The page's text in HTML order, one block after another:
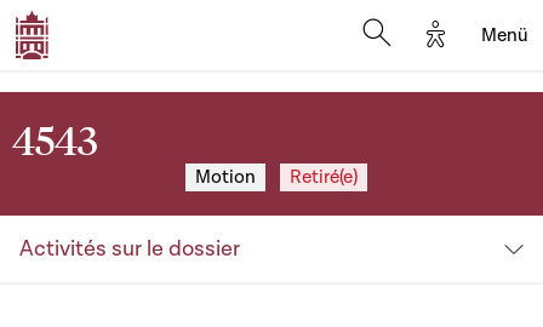
Options
Menü
4543
Motion Retiré(e)
Activités sur le dossier